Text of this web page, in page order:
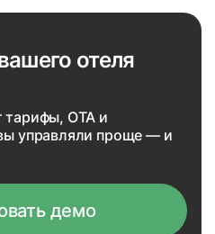
отеля
тарифы, OTA и
управляли проще — и
демо